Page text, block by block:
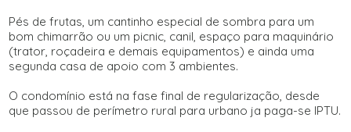
Pés de frutas, um cantinho especial de sombra para um
bom chimarrão ou um picnic, canil, espaço para maquinário
(trator, roçadeira e demais equipamentos) e ainda uma
segunda casa de apoio com 3 ambientes.
O condomínio está na fase final de regularização, desde
que passou de perímetro rural para urbano ja paga-se IPTU.